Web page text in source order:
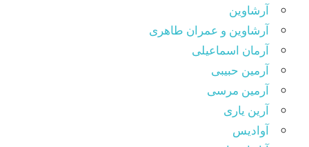
آرشاوین
آرشاوین و عمران طاهری
آرمان اسماعیلی
آرمین حبیبی
آرمین مرسی
آرین یاری
آوادیس